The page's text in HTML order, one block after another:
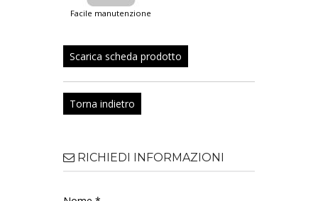
facile manutenzione
Scarica scheda prodotto
Torna indietro
RICHIEDI INFORMAZIONI